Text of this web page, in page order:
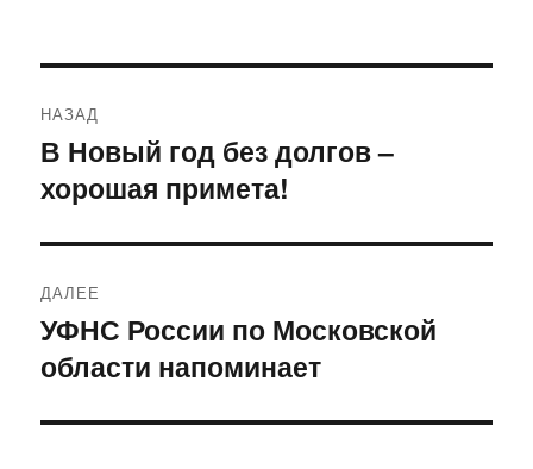
по
записям
НАЗАД
Предыдущая
запись:
В Новый год без долгов –
хорошая примета!
ДАЛЕЕ
Следующая
запись:
УФНС России по Московской
области напоминает